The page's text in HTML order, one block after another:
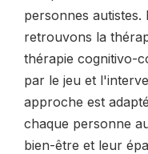
personnes
retrouvons la
thérapie cognitivo-
par le jeu et
approche est
chaque personne
bien-être et leur